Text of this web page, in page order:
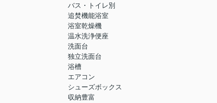
バス・トイレ別
追焚機能浴室
浴室乾燥機
温水洗浄便座
洗面台
独立洗面台
浴槽
エアコン
シューズボックス
収納豊富